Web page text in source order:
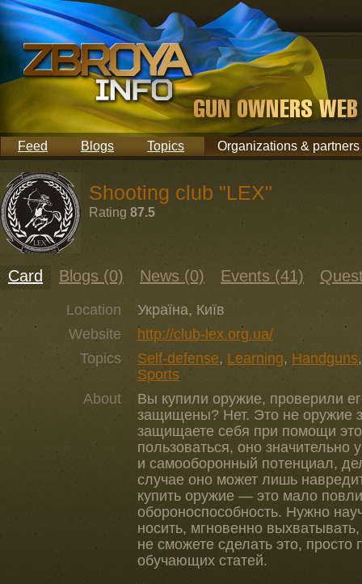
Feed Blogs Topics Organizations & partners
Shooting club "LEX"
Rating 87.5
Card Blogs (0) News (0) Events (41)
Location
Україна, Київ
Website
http://club-lex.org.ua/
Topics
Self-defense, Learning, Handguns
Sports
About
Вы купили оружие, проверили
защищены? Нет. Это не оружие
защищаете себя при помощи
пользоваться, оно
и самооборонный потенциал,
случае оно может лишь
купить оружие — это мало
обороноспособность. Нужно
носить, мгновенно
не сможете сделать это, просто
обучающих статей.